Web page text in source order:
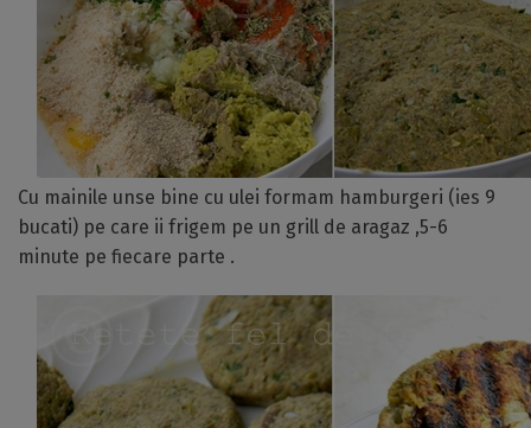
Cu mainile unse bine cu ulei formam hamburgeri (ies 9
bucati) pe care ii frigem pe un grill de aragaz ,5-6
minute pe fiecare parte .